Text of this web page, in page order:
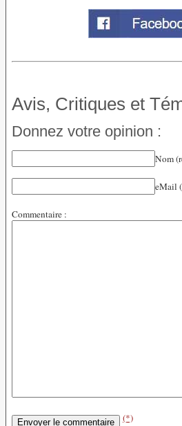
Avis, Critiques et
Donnez votre opinion :
Nom
eMail
Commentaire :
(*)